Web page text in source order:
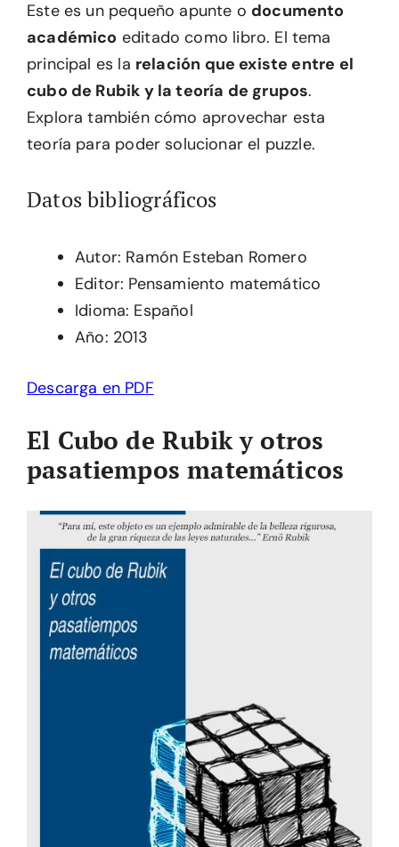
Este es un pequeño apunte o documento
académico editado como libro. El tema
principal es la relación que existe entre el
cubo de Rubik y la teoría de grupos.
Explora también cómo aprovechar esta
teoría para poder solucionar el puzzle.
Datos bibliográficos
Autor: Ramón Esteban Romero
Editor: Pensamiento matemático
Idioma: Español
Año: 2013
Descarga en PDF
El Cubo de Rubik y otros
pasatiempos matemáticos